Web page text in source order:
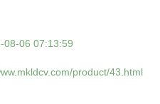
08-06 07:13:59
product/43.html